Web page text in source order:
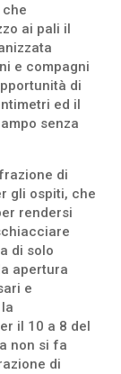
ai pali il
e compagni
di
ed il
senza
di
gli ospiti, che
rendersi
di solo
apertura
e
il 10 a 8 del
non si fa
di